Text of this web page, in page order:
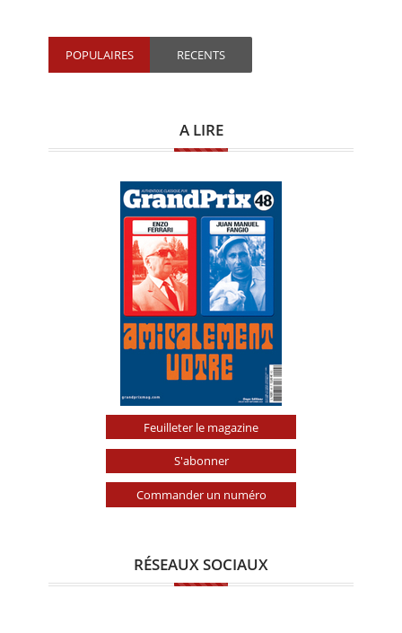
POPULAIRES RECENTS
A LIRE
Feuilleter le magazine
S'abonner
Commander un numéro
RÉSEAUX SOCIAUX